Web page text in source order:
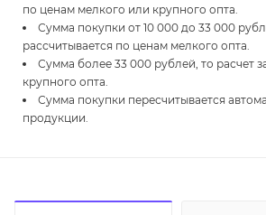
по ценам мелкого или крупного опта.
Сумма покупки от 10 000 до 33 000
рассчитывается по ценам мелкого опта.
Сумма более 33 000 рублей, то расчет
крупного опта.
Сумма покупки пересчитывается
продукции.